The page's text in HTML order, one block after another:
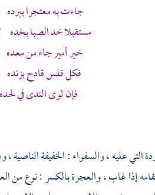
جاءت به معتجرا
مستقبلا خد الصبا
خير أمير جاء من معده
فكل قلس قادح
فإن ثوى الندى في
التي عليه ، والسفواء : الخفيفة
إذا غاب ، والعجرة بالكسر : نوع